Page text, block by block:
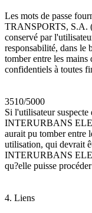
Les mots de passe
TRANSPORTS, S.A.
conservé par
responsabilité, dans le
tomber entre les mains
confidentiels à toutes
3510/5000
Si l'utilisateur suspecte
INTERURBANS
aurait pu tomber entre
utilisation, qui devrait
INTERURBANS
qu?elle puisse
4. Liens